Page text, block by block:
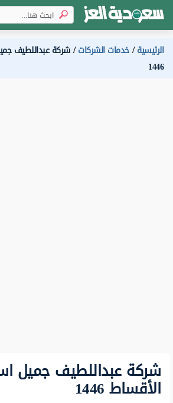
الرئيسية خدمات الشركات شركة عبداللطيف
1446
شركة عبداللطيف جميل
الأقساط 1446